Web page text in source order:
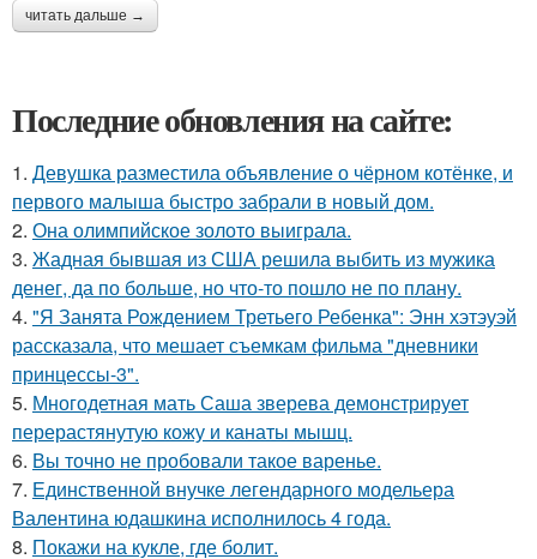
читать дальше →
Последние обновления на сайте:
1. Девушка разместила объявление о чёрном котёнке, и
первого малыша быстро забрали в новый дом.
2. Она олимпийское золото выиграла.
3. Жадная бывшая из США решила выбить из мужика
денег, да по больше, но что-то пошло не по плану.
4. "Я Занята Рождением Третьего Ребенка": Энн хэтэуэй
рассказала, что мешает съемкам фильма "дневники
принцессы-3".
5. Многодетная мать Саша зверева демонстрирует
перерастянутую кожу и канаты мышц.
6. Вы точно не пробовали такое варенье.
7. Единственной внучке легендарного модельера
Валентина юдашкина исполнилось 4 года.
8. Покажи на кукле, где болит.